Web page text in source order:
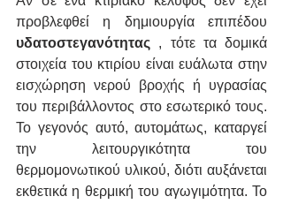
υδατοστεγανότητας , τότε τα δομικά
στοιχεία του κτιρίου είναι ευάλωτα στην
εισχώρηση νερού βροχής ή υγρασίας
του περιβάλλοντος στο εσωτερικό τους.
Το γεγονός αυτό, αυτομάτως, καταργεί
την λειτουργικότητα του
θερμομονωτικού υλικού, διότι αυξάνεται
εκθετικά η θερμική του αγωγιμότητα. Το